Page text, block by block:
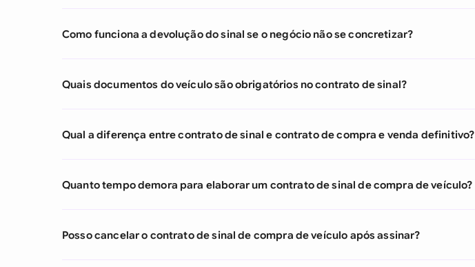
Como funciona a devolução do sinal se o negócio não se concretizar?
Quais documentos do veículo são obrigatórios no contrato de sinal?
Qual a diferença entre contrato de sinal e contrato de compra e venda definitivo?
Quanto tempo demora para elaborar um contrato de sinal de compra de veículo?
Posso cancelar o contrato de sinal de compra de veículo após assinar?